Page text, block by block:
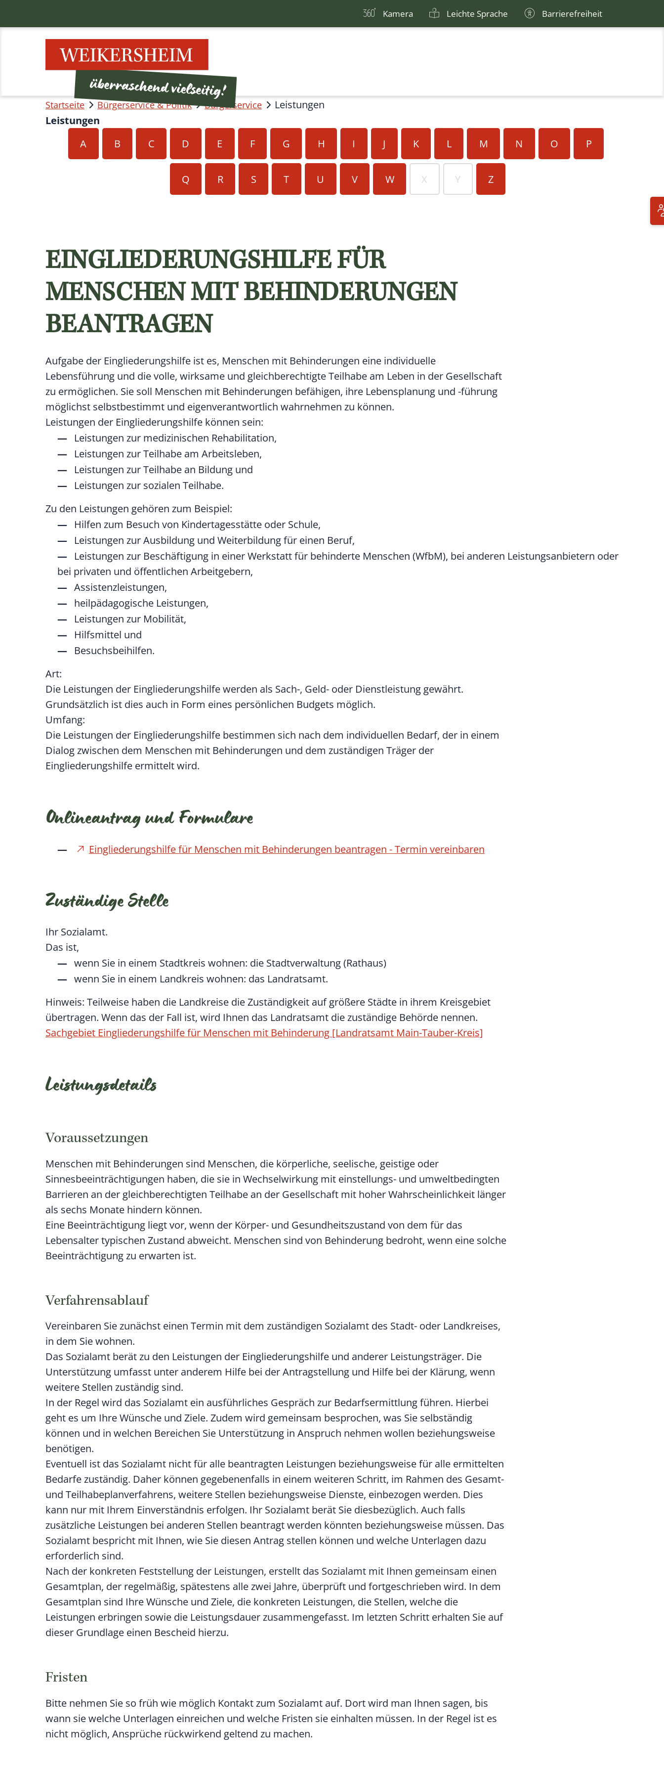
Kamera Leichte Sprache Barrierefreiheit
Startseite Bürgerservice & Politik Bürgerservice
Leistungen
Leistungen
A
B C D E F G H I J K L M N O P
Q R S T U V W X Y Z
EINGLIEDERUNGSHILFE FÜR
MENSCHEN MIT BEHINDERUNGEN
BEANTRAGEN
Aufgabe der Eingliederungshilfe ist es, Menschen mit Behinderungen eine individuelle
Lebensführung und die volle, wirksame und gleichberechtigte Teilhabe am Leben in der Gesellschaft
zu ermöglichen. Sie soll Menschen mit Behinderungen befähigen, ihre Lebensplanung und -führung
möglichst selbstbestimmt und eigenverantwortlich wahrnehmen zu können.
Leistungen der Eingliederungshilfe können sein:
Leistungen zur medizinischen Rehabilitation,
Leistungen zur Teilhabe am Arbeitsleben,
Leistungen zur Teilhabe an Bildung und
Leistungen zur sozialen Teilhabe.
Zu den Leistungen gehören zum Beispiel:
Hilfen zum Besuch von Kindertagesstätte oder Schule,
Leistungen zur Ausbildung und Weiterbildung für einen Beruf,
Leistungen zur Beschäftigung in einer Werkstatt für behinderte Menschen (WfbM), bei anderen Leistungsanbietern oder
bei privaten und öffentlichen Arbeitgebern,
Assistenzleistungen,
heilpädagogische Leistungen,
Leistungen zur Mobilität,
Hilfsmittel und
Besuchsbeihilfen.
Art:
Die Leistungen der Eingliederungshilfe werden als Sach-, Geld- oder Dienstleistung gewährt.
Grundsätzlich ist dies auch in Form eines persönlichen Budgets möglich.
Umfang:
Die Leistungen der Eingliederungshilfe bestimmen sich nach dem individuellen Bedarf, der in einem
Dialog zwischen dem Menschen mit Behinderungen und dem zuständigen Träger der
Eingliederungshilfe ermittelt wird.
Onlineantrag und Formulare
Eingliederungshilfe für Menschen mit Behinderungen beantragen - Termin vereinbaren
Zuständige Stelle
Ihr Sozialamt.
Das ist,
wenn Sie in einem Stadtkreis wohnen: die Stadtverwaltung (Rathaus)
wenn Sie in einem Landkreis wohnen: das Landratsamt.
Hinweis: Teilweise haben die Landkreise die Zuständigkeit auf größere Städte in ihrem Kreisgebiet
übertragen. Wenn das der Fall ist, wird Ihnen das Landratsamt die zuständige Behörde nennen.
Sachgebiet Eingliederungshilfe für Menschen mit Behinderung [Landratsamt Main-Tauber-Kreis]
Leistungsdetails
Voraussetzungen
Menschen mit Behinderungen sind Menschen, die körperliche, seelische, geistige oder
Sinnesbeeinträchtigungen haben, die sie in Wechselwirkung mit einstellungs- und umweltbedingten
Barrieren an der gleichberechtigten Teilhabe an der Gesellschaft mit hoher Wahrscheinlichkeit länger
als sechs Monate hindern können.
Eine Beeinträchtigung liegt vor, wenn der Körper- und Gesundheitszustand von dem für das
Lebensalter typischen Zustand abweicht. Menschen sind von Behinderung bedroht, wenn eine solche
Beeinträchtigung zu erwarten ist.
Verfahrensablauf
Vereinbaren Sie zunächst einen Termin mit dem zuständigen Sozialamt des Stadt- oder Landkreises,
in dem Sie wohnen.
Das Sozialamt berät zu den Leistungen der Eingliederungshilfe und anderer Leistungsträger. Die
Unterstützung umfasst unter anderem Hilfe bei der Antragstellung und Hilfe bei der Klärung, wenn
weitere Stellen zuständig sind.
In der Regel wird das Sozialamt ein ausführliches Gespräch zur Bedarfsermittlung führen. Hierbei
geht es um Ihre Wünsche und Ziele. Zudem wird gemeinsam besprochen, was Sie selbständig
können und in welchen Bereichen Sie Unterstützung in Anspruch nehmen wollen beziehungsweise
benötigen.
Eventuell ist das Sozialamt nicht für alle beantragten Leistungen beziehungsweise für alle ermittelten
Bedarfe zuständig. Daher können gegebenenfalls in einem weiteren Schritt, im Rahmen des Gesamt-
und Teilhabeplanverfahrens, weitere Stellen beziehungsweise Dienste, einbezogen werden. Dies
kann nur mit Ihrem Einverständnis erfolgen. Ihr Sozialamt berät Sie diesbezüglich. Auch falls
zusätzliche Leistungen bei anderen Stellen beantragt werden könnten beziehungsweise müssen. Das
Sozialamt bespricht mit Ihnen, wie Sie diesen Antrag stellen können und welche Unterlagen dazu
erforderlich sind.
Nach der konkreten Feststellung der Leistungen, erstellt das Sozialamt mit Ihnen gemeinsam einen
Gesamtplan, der regelmäßig, spätestens alle zwei Jahre, überprüft und fortgeschrieben wird. In dem
Gesamtplan sind Ihre Wünsche und Ziele, die konkreten Leistungen, die Stellen, welche die
Leistungen erbringen sowie die Leistungsdauer zusammengefasst. Im letzten Schritt erhalten Sie auf
dieser Grundlage einen Bescheid hierzu.
Fristen
Bitte nehmen Sie so früh wie möglich Kontakt zum Sozialamt auf. Dort wird man Ihnen sagen, bis
wann sie welche Unterlagen einreichen und welche Fristen sie einhalten müssen. In der Regel ist es
nicht möglich, Ansprüche rückwirkend geltend zu machen.